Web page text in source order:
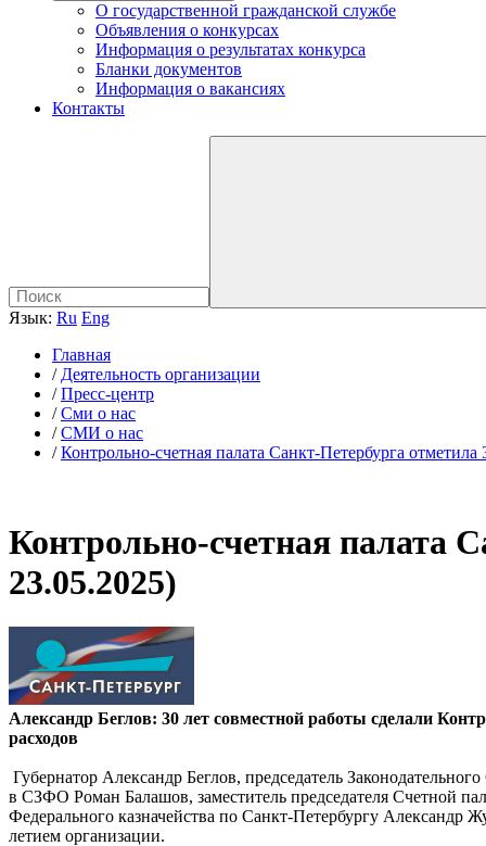
О государственной гражданской службе
Объявления о конкурсах
Информация о результатах конкурса
Бланки документов
Информация о вакансиях
Контакты
Язык: Ru Eng
Главная
/ Деятельность организации
/ Пресс-центр
/ Сми о нас
/ СМИ о нас
/ Контрольно-счетная палата Санкт-Петербурга
Контрольно-счетная палата
23.05.2025)
Александр Беглов: 30 лет совместной работы сделали
расходов
Губернатор Александр Беглов, председатель
в СЗФО Роман Балашов, заместитель председателя Счетной
Федерального казначейства по Санкт-Петербургу Александр
летием организации.